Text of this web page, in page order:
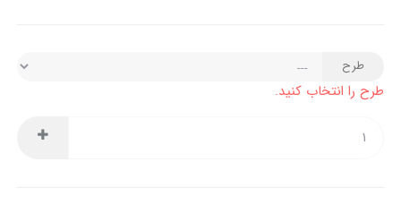
طرح
طرح را انتخاب کنید.